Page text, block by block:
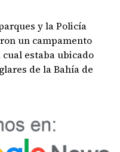
y la Policía
un campamento
estaba ubicado
de la Bahía de